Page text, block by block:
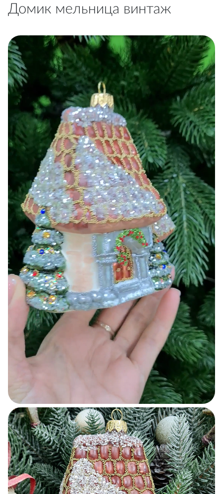
Домик мельница винтаж